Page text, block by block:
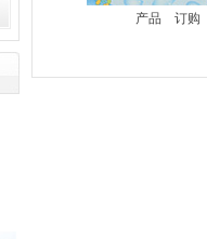
产品 订购